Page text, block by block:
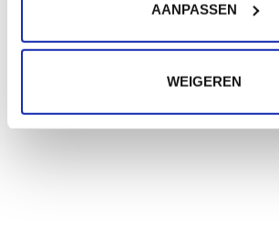
AANPASSEN
WEIGEREN